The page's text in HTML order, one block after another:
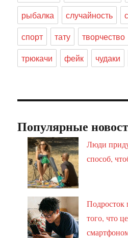
рыбалка
случайность
спорт
тату творчество
трюкачи
фейк чудаки
Популярные
Люди
способ,
Подросток
того, что